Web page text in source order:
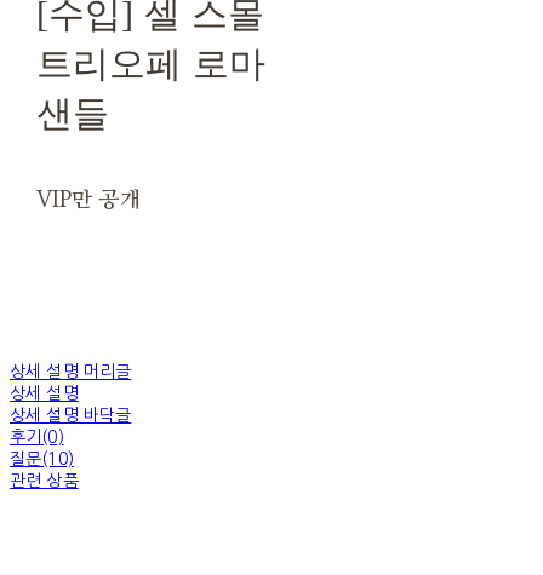
[수입] 셀 스몰
트리오페 로마
샌들
VIP만 공개
상세 설명 머리글
상세 설명
상세 설명 바닥글
후기(0)
질문(10)
관련 상품